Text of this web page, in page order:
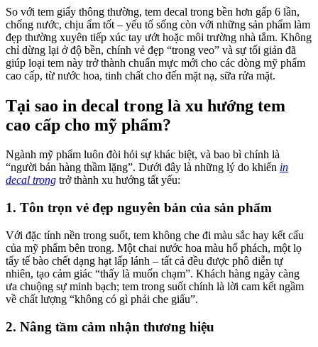
So với tem giấy thông thường, tem decal trong bền hơn gấp 6 lần,
chống nước, chịu ẩm tốt – yếu tố sống còn với những sản phẩm làm
đẹp thường xuyên tiếp xúc tay ướt hoặc môi trường nhà tắm. Không
chỉ dừng lại ở độ bền, chính vẻ đẹp “trong veo” và sự tối giản đã
giúp loại tem này trở thành chuẩn mực mới cho các dòng mỹ phẩm
cao cấp, từ nước hoa, tinh chất cho đến mặt nạ, sữa rửa mặt.
Tại sao in decal trong là xu hướng tem
cao cấp cho mỹ phẩm?
Ngành mỹ phẩm luôn đòi hỏi sự khác biệt, và bao bì chính là
“người bán hàng thầm lặng”. Dưới đây là những lý do khiến in
decal trong trở thành xu hướng tất yếu:
1. Tôn trọn vẻ đẹp nguyên bản của sản phẩm
Với đặc tính nền trong suốt, tem không che đi màu sắc hay kết cấu
của mỹ phẩm bên trong. Một chai nước hoa màu hổ phách, một lọ
tẩy tế bào chết dạng hạt lấp lánh – tất cả đều được phô diễn tự
nhiên, tạo cảm giác “thấy là muốn chạm”. Khách hàng ngày càng
ưa chuộng sự minh bạch; tem trong suốt chính là lời cam kết ngầm
về chất lượng “không có gì phải che giấu”.
2. Nâng tầm cảm nhận thương hiệu